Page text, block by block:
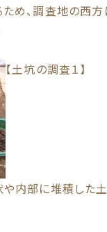
め、調査地の西
【土坑の調査１】
内部に堆積した